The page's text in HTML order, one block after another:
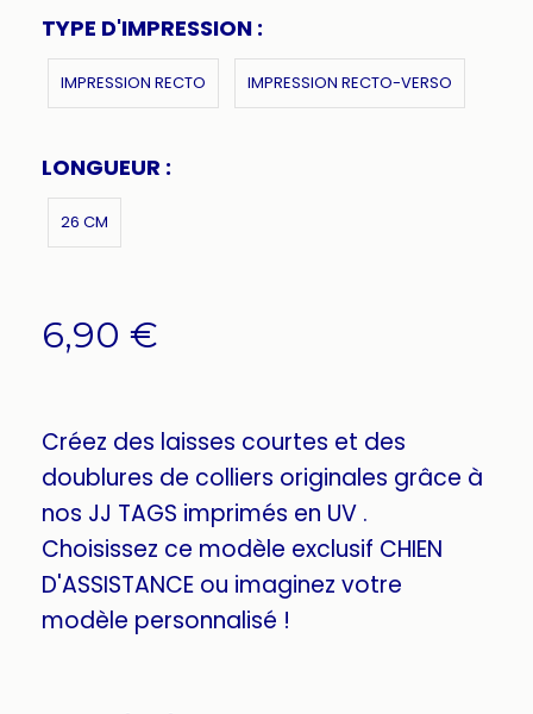
TYPE D'IMPRESSION :
IMPRESSION RECTO IMPRESSION RECTO-VERSO
LONGUEUR :
26 CM
6,90 €
Créez des laisses courtes et des
doublures de colliers originales grâce à
nos JJ TAGS imprimés en UV .
Choisissez ce modèle exclusif CHIEN
D'ASSISTANCE ou imaginez votre
modèle personnalisé !